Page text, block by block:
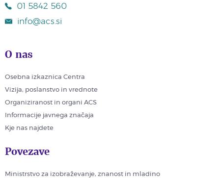
01 5842 560
info@acs.si
O nas
Osebna izkaznica Centra
Vizija, poslanstvo in vrednote
Organiziranost in organi ACS
Informacije javnega značaja
Kje nas najdete
Povezave
Ministrstvo za izobraževanje, znanost in mladino